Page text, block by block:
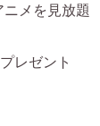
メを見放題
レゼント